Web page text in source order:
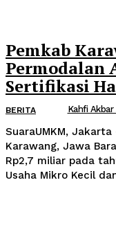
Pemkab
Permodalan
Sertifikasi
BERITA Kahfi
SuaraUMKM,
Karawang, Jawa
Rp2,7 miliar pada
Usaha Mikro Kecil